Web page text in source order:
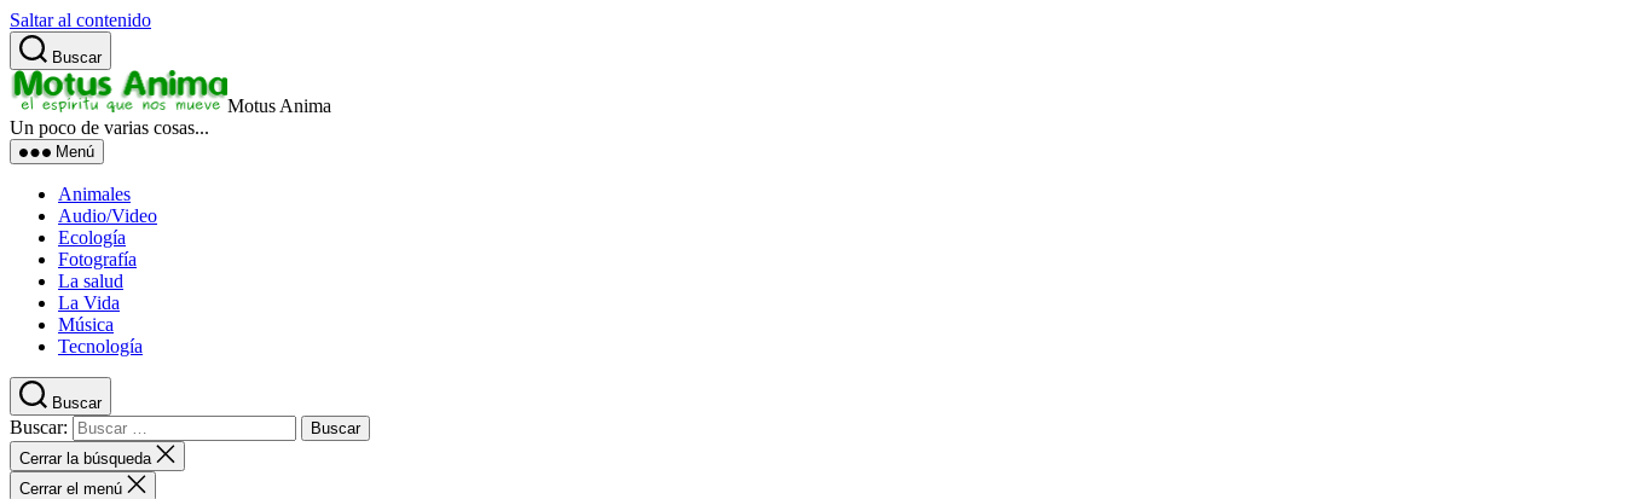
Saltar al contenido
Buscar
Motus Anima
Un poco de varias cosas...
Menú
Animales
Audio/Video
Ecología
Fotografía
La salud
La Vida
Música
Tecnología
Buscar
Buscar:
Cerrar la búsqueda
Cerrar el menú